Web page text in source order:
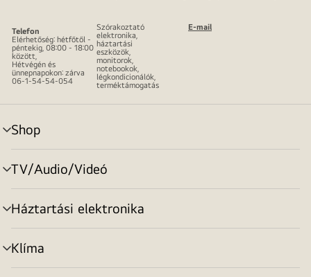
Telefon
Elérhetőség: hétfőtől -
péntekig, 08:00 - 18:00
között,
Hétvégén és
ünnepnapokon: zárva
06-1-54-54-054
Szórakoztató
elektronika,
háztartási
eszközök,
monitorok,
notebookok,
légkondicionálók,
terméktámogatás
E-mail
Shop
menu
toggle
TV/Audio/Videó
menu
toggle
Háztartási elektronika
menu
toggle
Klíma
menu
toggle